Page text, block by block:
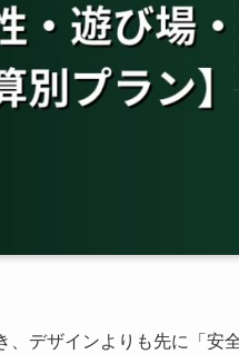
、デザインよりも先に「安